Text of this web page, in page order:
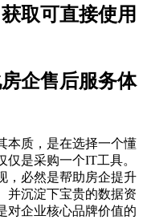
取可直接使用
企售后服务体
本质，是在选择一个懂
是采购一个IT工具。
，必然是帮助房企提升
并沉淀下宝贵的数据资
对企业核心品牌价值的